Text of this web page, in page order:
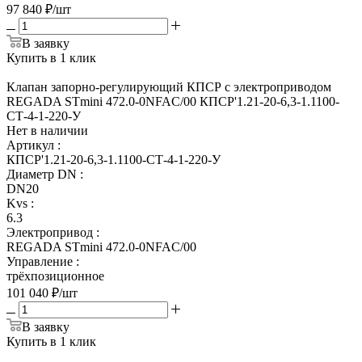
97 840 ₽/шт
В заявку
Купить в 1 клик
Клапан запорно-регулирующий КПСР с электроприводом
REGADA STmini 472.0-0NFAC/00 КПСР'1.21-20-6,3-1.1100-
СТ-4-1-220-У
Нет в наличии
Артикул :
КПСР'1.21-20-6,3-1.1100-СТ-4-1-220-У
Диаметр DN :
DN20
Kvs :
6.3
Электропривод :
REGADA STmini 472.0-0NFAC/00
Управление :
трёхпозиционное
101 040 ₽/шт
В заявку
Купить в 1 клик